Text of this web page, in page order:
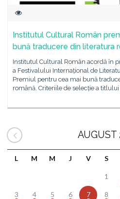
Institutul Cultural Român
bună traducere din literatura
Institutul Cultural Român acordă în
a Festivalului Internațional de
Premiul pentru cea mai bună
română. Criteriile de selecție a
AUGUST
L M M J V S
1
3 4 5 6 7 8